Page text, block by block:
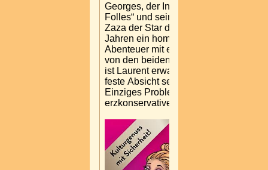
Georges, der Inhaber des Nachtklubs
Folles“ und seine große Liebe Albin,
Zaza der Star der abendlichen Show,
Jahren ein homosexuelles Paar. Aus
Abenteuer mit einer Frau stammt sein
von den beiden Männern liebevoll
ist Laurent erwachsen, unsterblich
feste Absicht seine angebetete
Einziges Problem: Seine Verlobte ist
erzkonservativen Politikers.